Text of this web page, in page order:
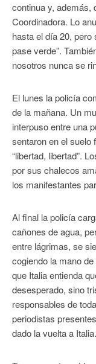
continua y, además,
Coordinadora. Lo
hasta el día 20,
pase verde”.
nosotros nunca se
El lunes la policía
de la mañana. Un
interpuso entre una
sentaron en el suelo
“libertad, libertad”.
por sus chalecos
los manifestantes
Al final la policía
cañones de agua,
entre lágrimas, se
cogiendo la mano
que Italia entienda
desesperado, sino
responsables de
periodistas
dado la vuelta a Italia.